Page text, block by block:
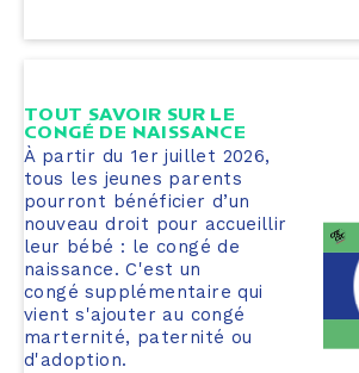
TOUT SAVOIR SUR LE
CONGÉ DE NAISSANCE
À partir du 1er juillet 2026,
tous les jeunes parents
pourront bénéficier d’un
nouveau droit pour accueillir
leur bébé : le congé de
naissance. C'est un
congé supplémentaire qui
vient s'ajouter au congé
marternité, paternité ou
d'adoption.